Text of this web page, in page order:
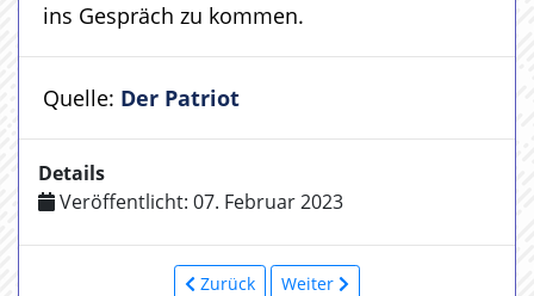
ins Gespräch zu kommen.
Quelle: Der Patriot
Details
Veröffentlicht: 07. Februar 2023
Zurück Weiter